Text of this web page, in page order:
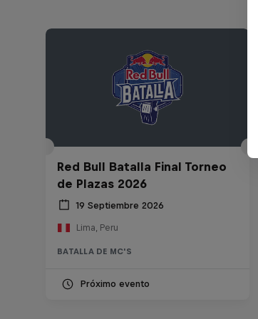
Red Bull Batalla Final Torneo
de Plazas 2026
19 Septiembre 2026
Lima, Peru
BATALLA DE MC'S
Próximo evento